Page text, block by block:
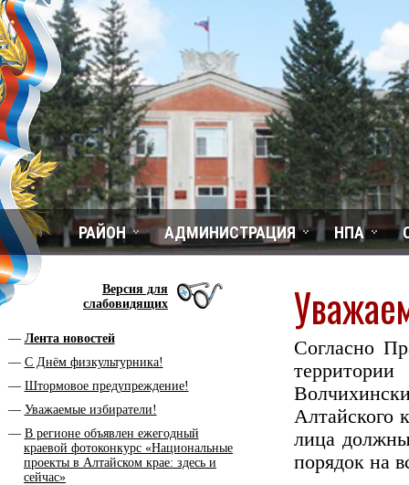
РАЙОН АДМИНИСТРАЦИЯ НПА
Версия для
слабовидящих
Лента новостей
С Днём физкультурника!
Штормовое предупреждение!
Уважаемые избиратели!
В регионе объявлен ежегодный
краевой фотоконкурс «Национальные
проекты в Алтайском крае: здесь и
сейчас»
Согласно
Алтайского
лица
порядок на